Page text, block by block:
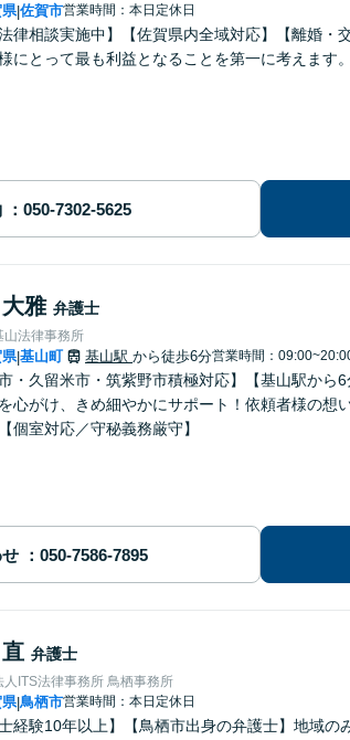
|佐賀市営業時間：本日定休日
法律相談実施中】【佐賀県内全域対応】【離婚
にとって最も利益となることを第一に考えます。
雅 弁護士
山法律事務所
|基山町 基山駅 から徒歩6分営業時間：
市・久留米市・筑紫野市積極対応】【基山駅か
心がけ、きめ細やかにサポート！依頼者様の想
個室対応／守秘義務厳守】
弁護士
人ITS法律事務所 鳥栖事務所
|鳥栖市営業時間：本日定休日
士経験10年以上】【鳥栖市出身の弁護士】地域